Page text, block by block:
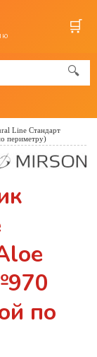
🛒
🔍
Line Стандарт
периметру)
по